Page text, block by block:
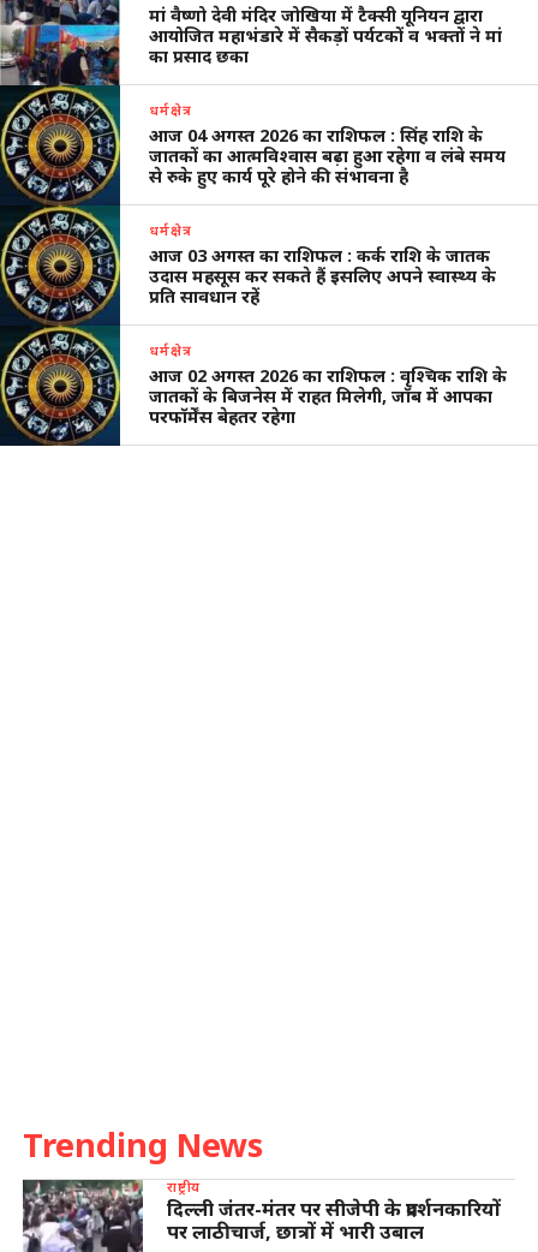
मां वैष्णो देवी मंदिर जोखिया में टैक्सी यूनियन द्वारा
आयोजित महाभंडारे में सैकड़ों पर्यटकों व भक्तों ने मां
का प्रसाद छका
धर्मक्षेत्र
आज 04 अगस्त 2026 का राशिफल : सिंह राशि के
जातकों का आत्मविश्वास बढ़ा हुआ रहेगा व लंबे समय
से रुके हुए कार्य पूरे होने की संभावना है
धर्मक्षेत्र
आज 03 अगस्त का राशिफल : कर्क राशि के जातक
उदास महसूस कर सकते हैं इसलिए अपने स्वास्थ्य के
प्रति सावधान रहें
धर्मक्षेत्र
आज 02 अगस्त 2026 का राशिफल : वृश्चिक राशि के
जातकों के बिजनेस में राहत मिलेगी, जॉब में आपका
परफॉर्मेंस बेहतर रहेगा
Trending News
राष्ट्रीय
दिल्ली जंतर-मंतर पर सीजेपी के प्रदर्शनकारियों
पर लाठीचार्ज, छात्रों में भारी उबाल